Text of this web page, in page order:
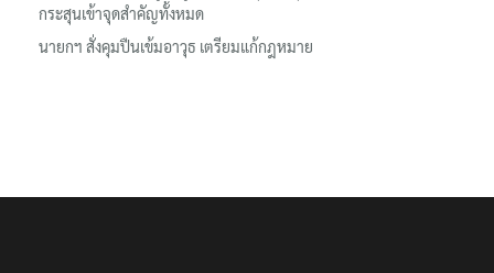
กระสุนเข้าจุดสำคัญทั้งหมด
นายกฯ สั่งคุมปืนเข้มอาวุธ เตรียมแก้กฎหมาย